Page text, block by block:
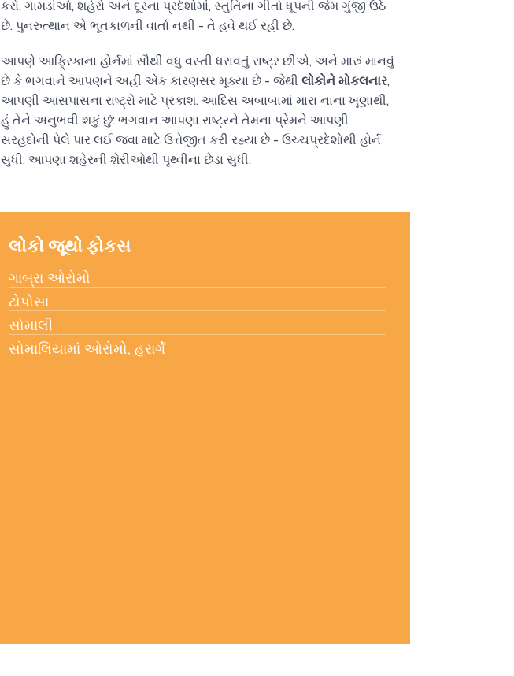
કરો. ગામડાંઓ, શહેરો અને દૂરના પ્રદેશોમાં, સ્તુતિના ગીતો ધૂપની જેમ ગુંજી ઉઠે
છે. પુનરુત્થાન એ ભૂતકાળની વાર્તા નથી - તે હવે થઈ રહી છે.
આપણે આફ્રિકાના હોર્નમાં સૌથી વધુ વસ્તી ધરાવતું રાષ્ટ્ર છીએ, અને મારું માનવું
છે કે ભગવાને આપણને અહીં એક કારણસર મૂક્યા છે - જેથી લોકોને મોકલનાર,
આપણી આસપાસના રાષ્ટ્રો માટે પ્રકાશ. આદિસ અબાબામાં મારા નાના ખૂણાથી,
હું તેને અનુભવી શકું છું: ભગવાન આપણા રાષ્ટ્રને તેમના પ્રેમને આપણી
સરહદોની પેલે પાર લઈ જવા માટે ઉત્તેજીત કરી રહ્યા છે - ઉચ્ચપ્રદેશોથી હોર્ન
સુધી, આપણા શહેરની શેરીઓથી પૃથ્વીના છેડા સુધી.
લોકો જૂથો ફોકસ
ગાબ્રા ઓરોમો
ટોપોસા
સોમાલી
સોમાલિયામાં ઓરોમો, હરાર્ગે